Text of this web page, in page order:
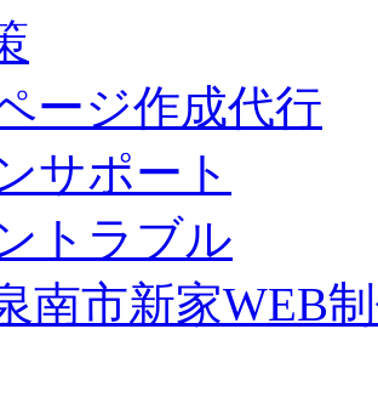
ージ作成代行
サポート
トラブル
南市新家WEB